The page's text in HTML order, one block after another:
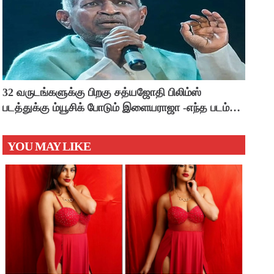
32 வருடங்களுக்கு பிறகு சத்யஜோதி பிலிம்ஸ்
படத்துக்கு ம்யூசிக் போடும் இளையராஜா -எந்த படம்
YOU MAY LIKE